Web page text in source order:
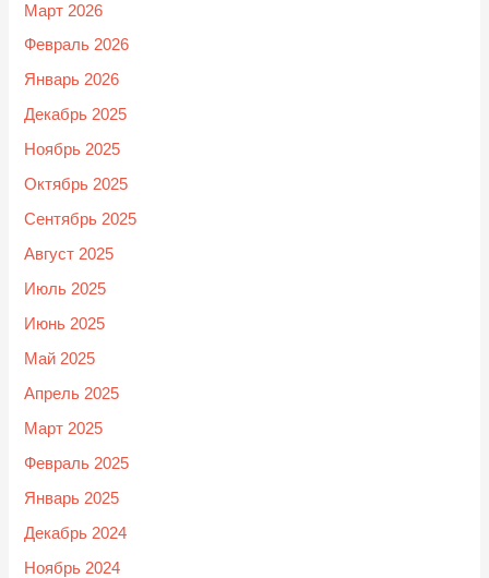
Март 2026
Февраль 2026
Январь 2026
Декабрь 2025
Ноябрь 2025
Октябрь 2025
Сентябрь 2025
Август 2025
Июль 2025
Июнь 2025
Май 2025
Апрель 2025
Март 2025
Февраль 2025
Январь 2025
Декабрь 2024
Ноябрь 2024